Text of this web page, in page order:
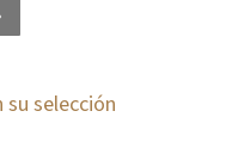
selección